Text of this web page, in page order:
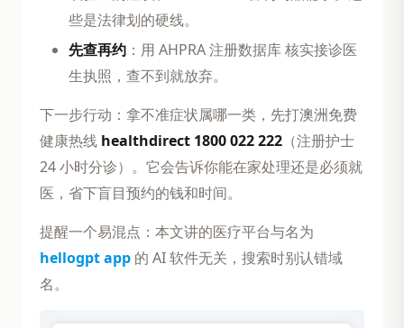
些是法律划的硬线。
先查再约 ：用 AHPRA 注册数据库 核实接诊医
生执照，查不到就放弃。
下一步行动：拿不准症状属哪一类，先打澳洲免费
健康热线 healthdirect 1800 022 222 （注册护士
24 小时分诊）。它会告诉你能在家处理还是必须就
医，省下盲目预约的钱和时间。
提醒一个易混点：本文讲的医疗平台与名为
hellogpt app 的 AI 软件无关，搜索时别认错域
名。